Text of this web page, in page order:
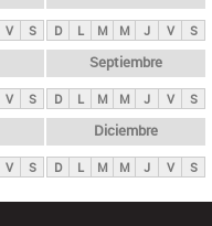
V S D L M M J V S
V S
Septiembre
D L M M J V S
V S
Diciembre
D L M M J V S